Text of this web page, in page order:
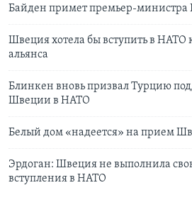
Байден примет премьер-
Швеция хотела бы вступить в НАТО
альянса
Блинкен вновь призвал Турцию
Швеции в НАТО
Белый дом «надеется» на прием
Эрдоган: Швеция не выполнила
вступления в НАТО